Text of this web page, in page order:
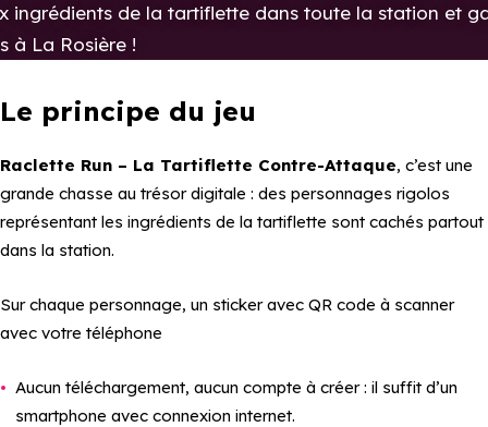
ingrédients de la tartiflette dans toute la station et
à La Rosière !
Le principe du jeu
Raclette Run – La Tartiflette Contre-Attaque, c’est une
grande chasse au trésor digitale : des personnages rigolos
représentant les ingrédients de la tartiflette sont cachés partout
dans la station.
Sur chaque personnage, un sticker avec QR code à scanner
avec votre téléphone
Aucun téléchargement, aucun compte à créer : il suffit d’un
smartphone avec connexion internet.